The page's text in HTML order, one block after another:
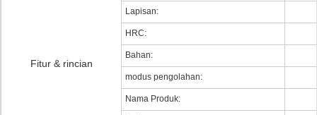
Fitur & rincian
Lapisan:
HRC:
Bahan:
modus pengolahan:
Nama Produk: